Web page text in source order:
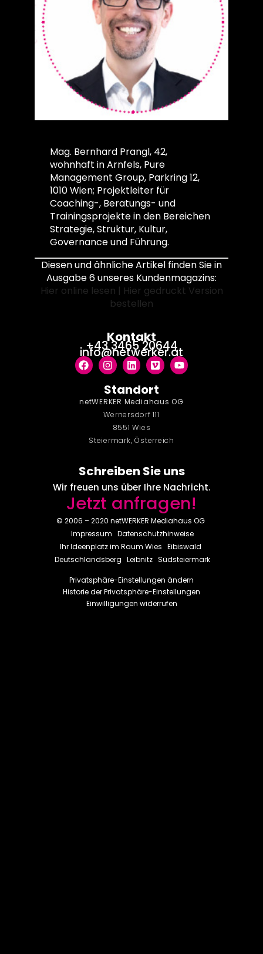
Mag. Bernhard Prangl, 42,
wohnhaft in Arnfels, Pure
Management Group, Parkring 12,
1010 Wien; Projektleiter für
Coaching-, Beratungs- und
Trainingsprojekte in den Bereichen
Strategie, Struktur, Kultur,
Governance und Führung.
Diesen und ähnliche Artikel finden Sie in
Ausgabe 6 unseres Kundenmagazins:
Hier online lesen | Hier gedruckt Version
bestellen
Standort
netWERKER Mediahaus OG
Wernersdorf 111
8551 Wies
Steiermark, Österreich
Kontakt
+43 3465 20644
info@netwerker.at
Schreiben Sie uns
Wir freuen uns über Ihre Nachricht.
Jetzt anfragen!
© 2006 – 2020 netWERKER Mediahaus OG
Impressum Datenschutzhinweise
Ihr Ideenplatz im Raum Wies Eibiswald
Deutschlandsberg Leibnitz Südsteiermark
Privatsphäre-Einstellungen ändern
Historie der Privatsphäre-Einstellungen
Einwilligungen widerrufen